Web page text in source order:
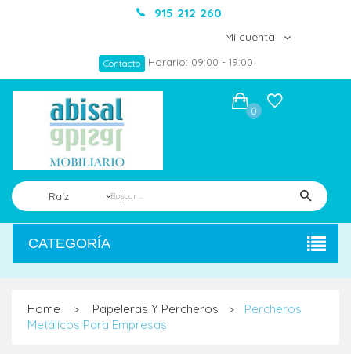
915 212 260
Mi cuenta
Contacto Horario: 09:00 - 19:00
Raíz
0
CATEGORÍA
Home > Papeleras Y Percheros >
Percheros
Metálicos Para Empresas